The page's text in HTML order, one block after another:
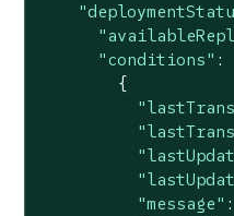
"conditions" :
        {
"message" :